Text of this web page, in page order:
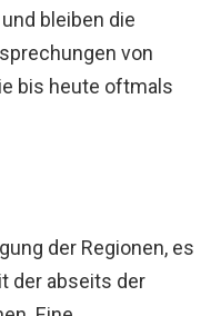
bleiben die
von
bis heute oftmals
der Regionen, es
der abseits der